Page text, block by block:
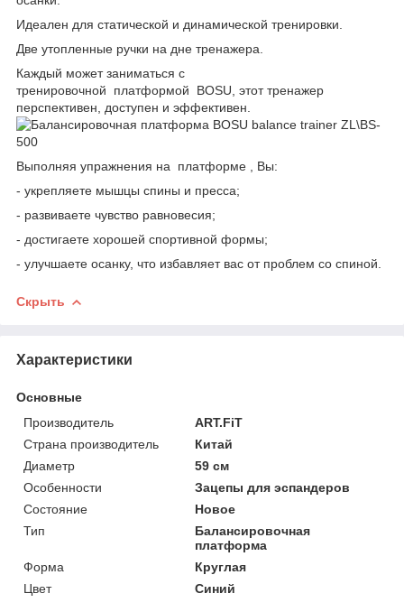
Идеален для статической и динамической тренировки.
Две утопленные ручки на дне тренажера.
Каждый может заниматься с
тренировочной платформой BOSU, этот тренажер
перспективен, доступен и эффективен.
Выполняя упражнения на платформе , Вы:
- укрепляете мышцы спины и пресса;
- развиваете чувство равновесия;
- достигаете хорошей спортивной формы;
- улучшаете осанку, что избавляет вас от проблем со спиной.
Скрыть
Характеристики
Основные
Производитель
ART.FiT
Страна производитель
Китай
Диаметр
59 см
Особенности
Зацепы для эспандеров
Состояние
Новое
Тип
Балансировочная
платформа
Форма
Круглая
Цвет
Синий